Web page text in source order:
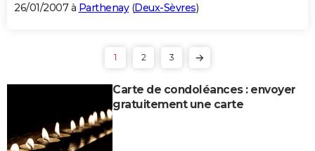
26/01/2007 à Parthenay(Deux-Sèvres)
1 2 3
Carte de condoléances : envoyer
gratuitement une carte